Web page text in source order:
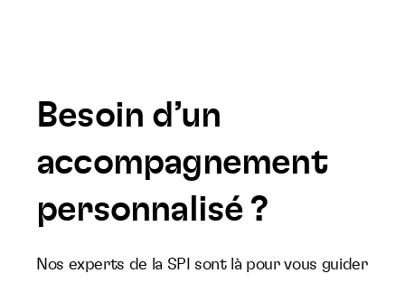
Besoin d’un
accompagnement
personnalisé ?
Nos experts de la SPI sont là pour vous guider